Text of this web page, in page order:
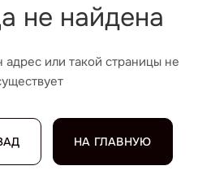
не найдена
или такой страницы не
НА ГЛАВНУЮ